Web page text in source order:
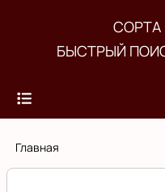
основному
СОРТА
БЫСТРЫЙ
Строка
Главная